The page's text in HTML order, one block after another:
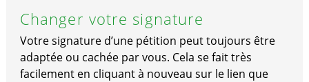
Changer votre signature
Votre signature d’une pétition peut toujours être
adaptée ou cachée par vous. Cela se fait très
facilement en cliquant à nouveau sur le lien que